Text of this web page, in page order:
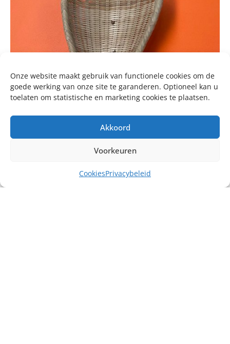
Onze website maakt gebruik van functionele cookies om de
goede werking van onze site te garanderen. Optioneel kan u
toelaten om statistische en marketing cookies te plaatsen.
Akkoord
Voorkeuren
CookiesPrivacybeleid